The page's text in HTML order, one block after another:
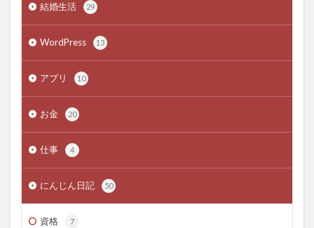
結婚生活 29
WordPress 13
アプリ 10
お金 20
仕事 4
にんじん日記 50
資格 7